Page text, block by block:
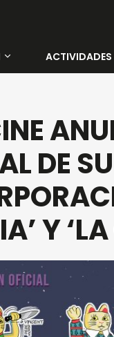
ACTIVIDADES
Contenedor
Muelle Uno
Rectorado de
Cine Albéniz
Salón de Actos
Facultad de
DE
Y